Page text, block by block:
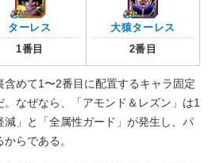
ターレス
1番目
大猿ターレス
2番目
含めて1〜2番目に配置するキャラ固定
なぜなら、「アモンド＆レズン」は1
」と「全属性ガード」が発生し、パ
らである。